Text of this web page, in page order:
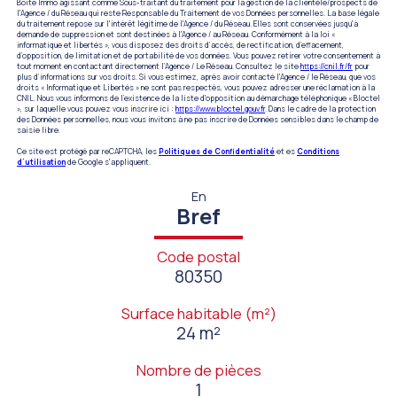
Boite Immo agissant comme Sous-traitant du traitement pour la gestion de la clientèle/prospects de
l'Agence / du Réseau qui reste Responsable du Traitement de vos Données personnelles. La base légale
du traitement repose sur l'intérêt légitime de l'Agence / du Réseau. Elles sont conservées jusqu'à
demande de suppression et sont destinées à l'Agence / au Réseau. Conformément à la loi «
informatique et libertés », vous disposez des droits d’accès, de rectification, d’effacement,
d’opposition, de limitation et de portabilité de vos données. Vous pouvez retirer votre consentement à
tout moment en contactant directement l’Agence / Le Réseau. Consultez le sitehttps://cnil.fr/fr pour
plus d’informations sur vos droits. Si vous estimez, après avoir contacté l'Agence / le Réseau, que vos
droits « Informatique et Libertés » ne sont pas respectés, vous pouvez adresser une réclamation à la
CNIL. Nous vous informons de l’existence de la liste d'opposition au démarchage téléphonique « Bloctel
», sur laquelle vous pouvez vous inscrire ici : https://www.bloctel.gouv.fr. Dans le cadre de la protection
des Données personnelles, nous vous invitons à ne pas inscrire de Données sensibles dans le champ de
saisie libre.
Ce site est protégé par reCAPTCHA, lesPolitiques de Confidentialitéet esConditions
d'utilisationde Google s'appliquent.
En
Bref
Code postal
80350
Surface habitable (m²)
24 m²
Nombre de pièces
1